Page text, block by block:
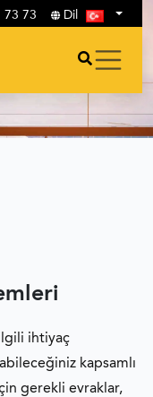
73 73 Dil
ihtiyaç
kapsamlı
gerekli evraklar,